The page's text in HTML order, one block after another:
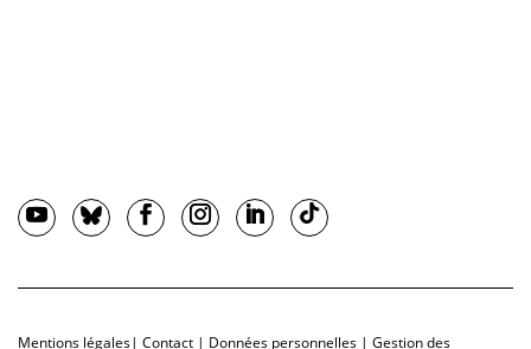
Mentions légales| Contact | Données personnelles | Gestion des